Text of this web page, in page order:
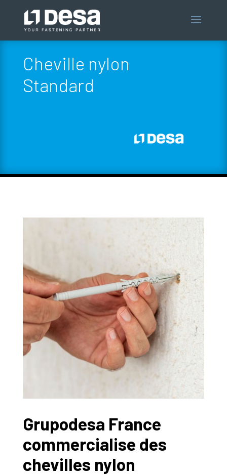
Cheville nylon
Standard
Grupodesa France
commercialise des
chevilles nylon